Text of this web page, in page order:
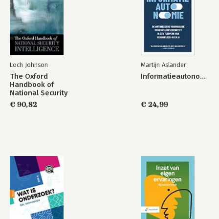
Loch Johnson
The Oxford
Handbook of
National Security
Intelligence
€ 90,82
Martijn Aslander
Informatieautonomie
€ 24,99